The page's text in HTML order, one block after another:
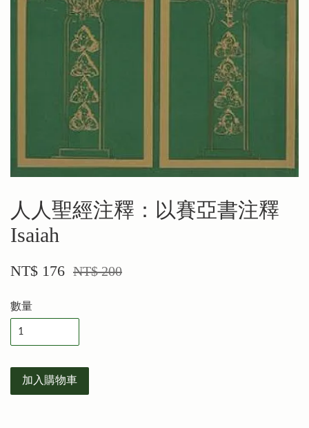
人人聖經注釋：以賽亞書注釋
Isaiah
NT$ 176 NT$ 200
數量
加入購物車